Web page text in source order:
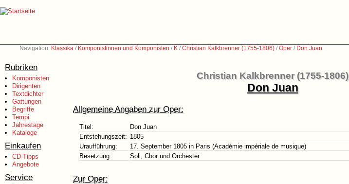
Navigation: Klassika / Komponistinnen und Komponisten / K /Christian Kalkbrenner (1755-1806) /Oper / Don Juan
Rubriken
Komponisten
Dirigenten
Textdichter
Gattungen
Begriffe
Tempi
Jahrestage
Kataloge
Einkaufen
CD-Tipps
Angebote
Service
Christian Kalkbrenner (1755-1806)
Don Juan
Allgemeine Angaben zur Oper:
Titel:
Don Juan
Entstehungszeit: 1805
Uraufführung:
17. September 1805 in Paris (Académie impériale de musique)
Besetzung:
Soli, Chor und Orchester
Zur Oper: